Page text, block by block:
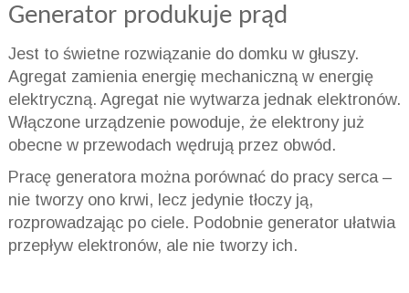
Generator produkuje prąd
Jest to świetne rozwiązanie do domku w głuszy.
Agregat zamienia energię mechaniczną w energię
elektryczną. Agregat nie wytwarza jednak elektronów.
Włączone urządzenie powoduje, że elektrony już
obecne w przewodach wędrują przez obwód.
Pracę generatora można porównać do pracy serca –
nie tworzy ono krwi, lecz jedynie tłoczy ją,
rozprowadzając po ciele. Podobnie generator ułatwia
przepływ elektronów, ale nie tworzy ich.